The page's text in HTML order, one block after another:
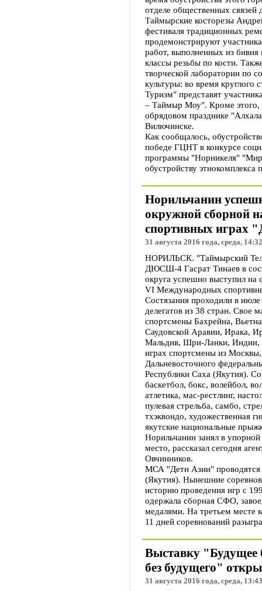
отделе общественных связей
Таймырские косторезы
фестиваля традиционных
продемонстрируют
работ, выполненных из бивня
классы резьбы по кости.
творческой лаборатории по
культуры: во время круглого
Туризм" представят
– Таймыр Моу". Кроме этого,
обрядовом празднике
Вилючинске.
Как сообщалось,
победе ГЦНТ в конкурсе
программы "Норникеля"
обустройству этнокомплекса
Норильчанин
окружной сборной
спортивных играх
31 августа 2016 года, среда, 14:32
НОРИЛЬСК. "Таймырский
ДЮСШ-4 Гасрат Тинаев в
округа успешно выступил на
VI Международных
Состязания проходили в
делегатов из 38 стран. Свое
спортсмены Бахрейна,
Саудовской Аравии, Ирака,
Мальдив, Шри-Ланки, Индии,
играх спортсмены из
Дальневосточного
Республики Саха (Якутия).
баскетбол, бокс, волейбол,
атлетика, мас-рестлинг,
пулевая стрельба, самбо,
тхэквондо, художественная
якутские национальные
Норильчанин занял в
место, рассказал сегодня
Овчинников.
МСА "Дети Азии" проводятся
(Якутия). Нынешние
историю проведения игр с
одержала сборная СФО,
медалями. На третьем месте
11 дней соревнований
Выставку "Будущее
без будущего"
31 августа 2016 года, среда, 13:43